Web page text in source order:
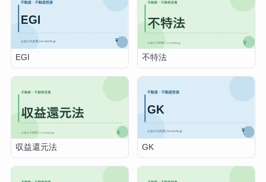
EGI 不特法
収益還元法 GK